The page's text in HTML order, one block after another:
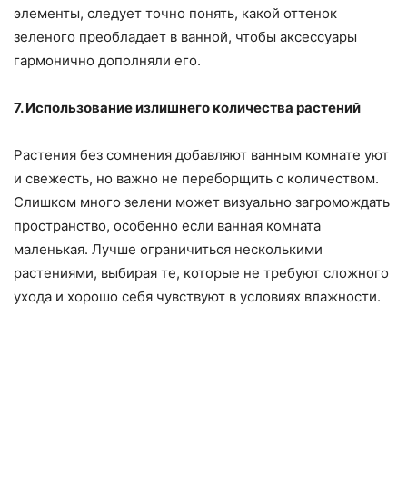
элементы, следует точно понять, какой оттенок
зеленого преобладает в ванной, чтобы аксессуары
гармонично дополняли его.
7. Использование излишнего количества растений
Растения без сомнения добавляют ванным комнате уют
и свежесть, но важно не переборщить с количеством.
Слишком много зелени может визуально загромождать
пространство, особенно если ванная комната
маленькая. Лучше ограничиться несколькими
растениями, выбирая те, которые не требуют сложного
ухода и хорошо себя чувствуют в условиях влажности.